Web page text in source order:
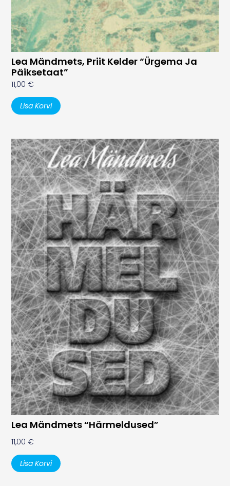
Lea Mändmets, Priit Kelder “Ürgema Ja
Päiksetaat”
11,00€
Lisa Korvi
Lea Mändmets “Härmeldused”
11,00€
Lisa Korvi